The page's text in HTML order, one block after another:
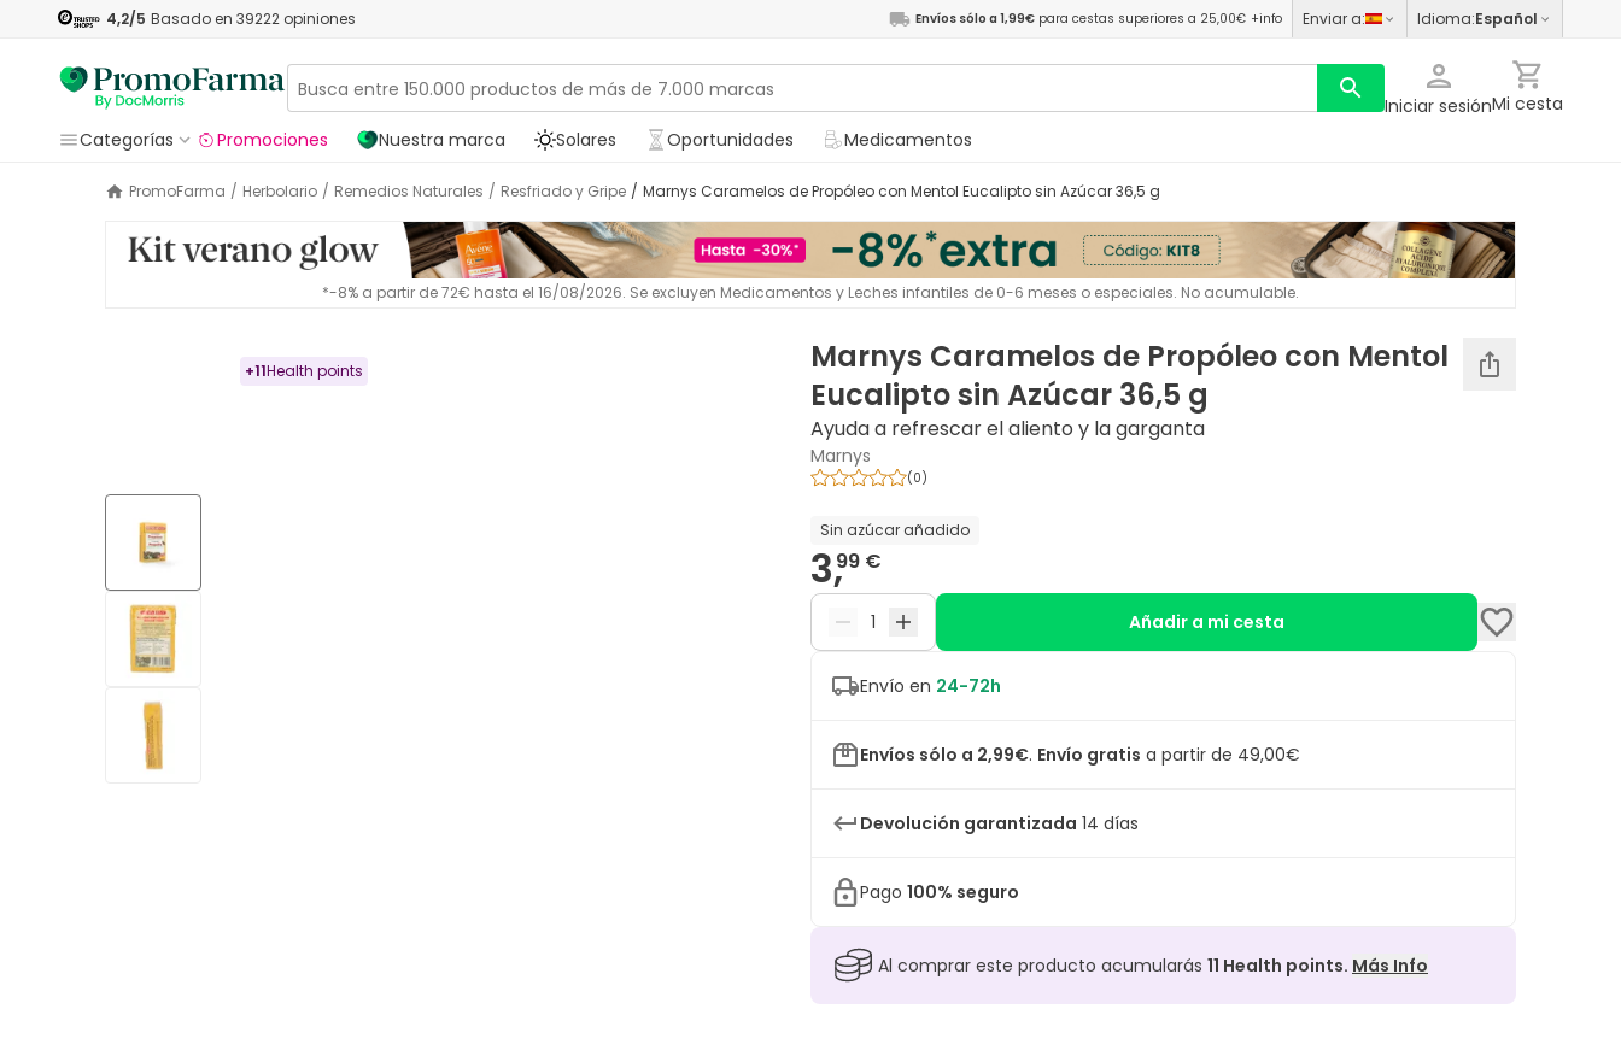
4,2/5 Basado en 39222 opiniones Envíos sólo a 1,99€ para cestas superiores a 25,00€ +info Enviar a: Idioma:Español
Iniciar sesiónMi cesta
Categorías
Promociones Nuestra marca Solares Oportunidades Medicamentos
PromoFarma / Herbolario / Remedios Naturales / Resfriado y Gripe / Marnys Caramelos de Propóleo con Mentol Eucalipto sin Azúcar 36,5 g
*-8% a partir de 72€ hasta el 16/08/2026. Se excluyen Medicamentos y Leches infantiles de 0-6 meses o especiales. No acumulable.
+11Health points
Marnys Caramelos de Propóleo con Mentol
Eucalipto sin Azúcar 36,5 g
Ayuda a refrescar el aliento y la garganta
Marnys
(0)
Sin azúcar añadido
3,99 €
Añadir a mi cesta
Envío en 24-72h
Envíos sólo a 2,99€. Envío gratis a partir de 49,00€
Devolución garantizada 14 días
Pago 100% seguro
Al comprar este producto acumularás 11 Health points. Más Info